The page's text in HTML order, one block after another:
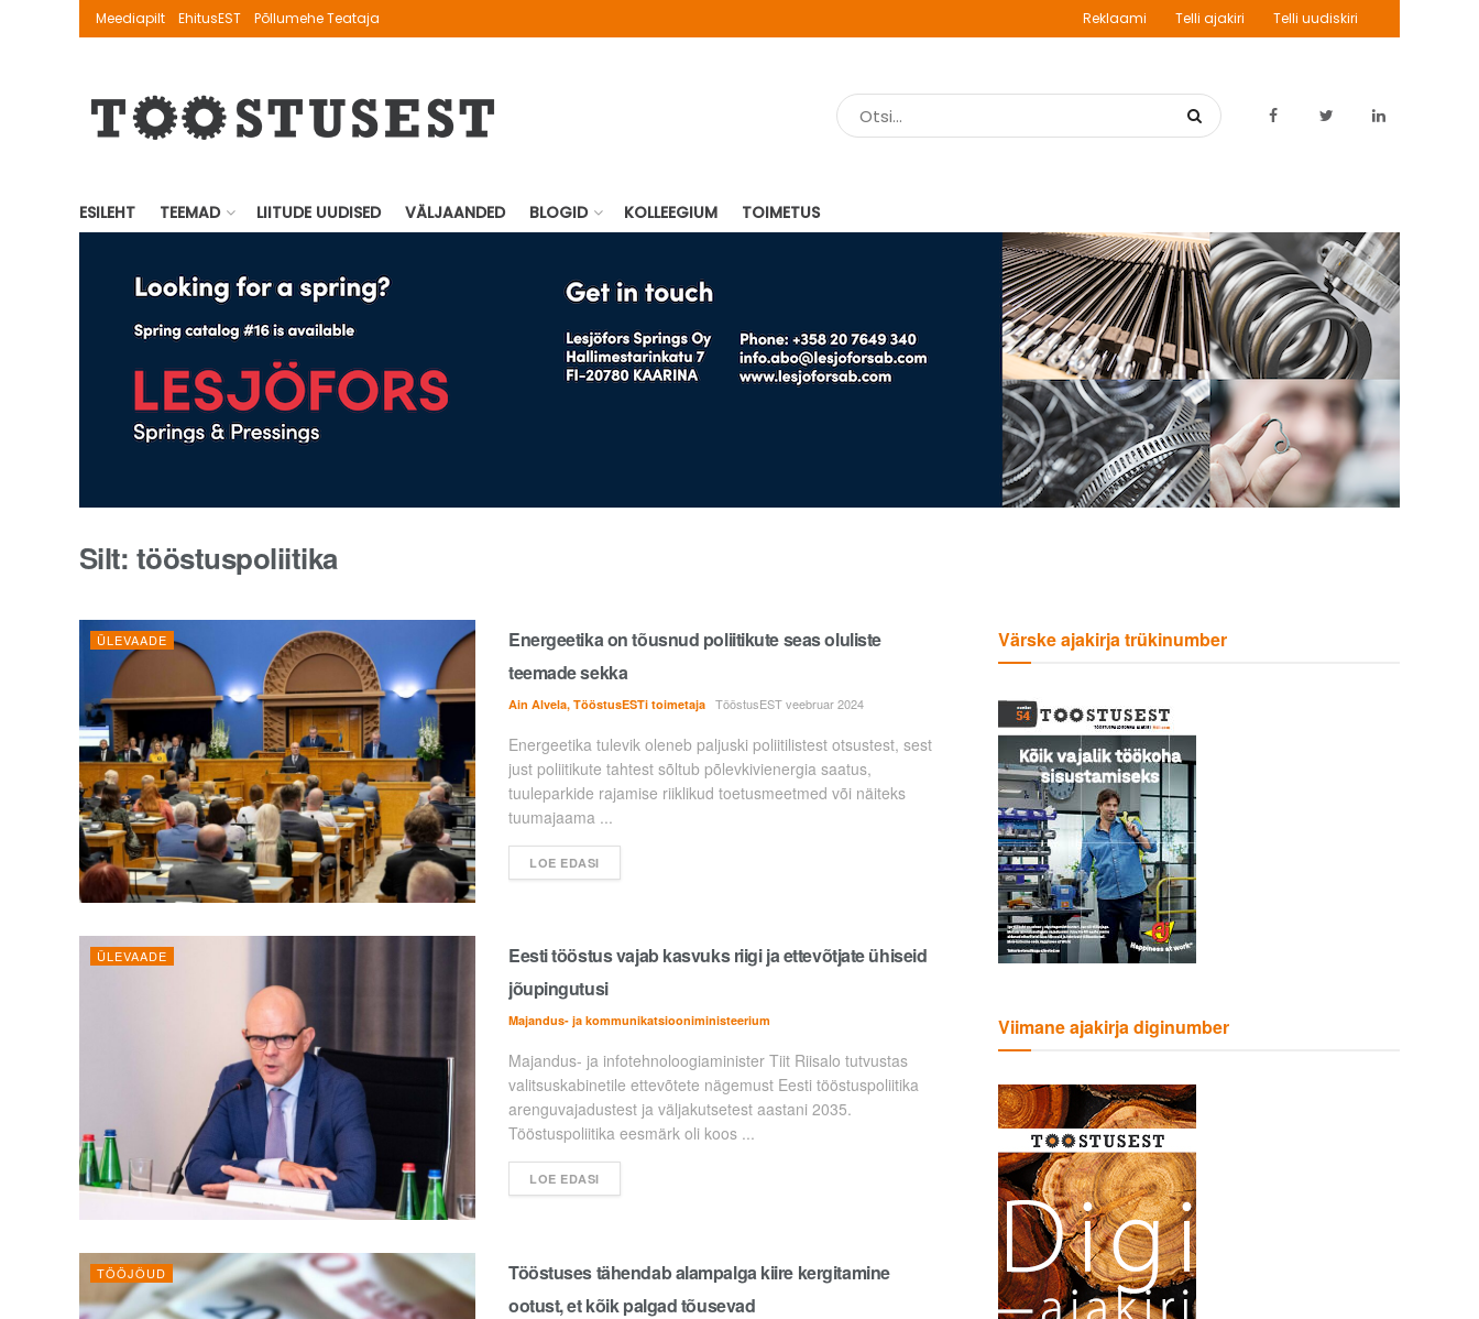
Meediapilt EhitusEST Põllumehe Teataja Reklaami Telli ajakiri Telli uudiskiri
ESILEHT TEEMAD LIITUDE UUDISED VÄLJAANDED BLOGID KOLLEEGIUM TOIMETUS
Silt: tööstuspoliitika
ÜLEVAADE
Energeetika on tõusnud poliitikute seas oluliste
teemade sekka
Ain Alvela, TööstusESTi toimetaja TööstusEST veebruar 2024
Energeetika tulevik oleneb paljuski poliitilistest otsustest, sest
just poliitikute tahtest sõltub põlevkivienergia saatus,
tuuleparkide rajamise riiklikud toetusmeetmed või näiteks
tuumajaama ...
LOE EDASI
ÜLEVAADE
Eesti tööstus vajab kasvuks riigi ja ettevõtjate ühiseid
jõupingutusi
Majandus- ja kommunikatsiooniministeerium
Majandus- ja infotehnoloogiaminister Tiit Riisalo tutvustas
valitsuskabinetile ettevõtete nägemust Eesti tööstuspoliitika
arenguvajadustest ja väljakutsetest aastani 2035.
Tööstuspoliitika eesmärk oli koos ...
LOE EDASI
TÖÖJÕUD
Tööstuses tähendab alampalga kiire kergitamine
ootust, et kõik palgad tõusevad
Värske ajakirja trükinumber
Viimane ajakirja diginumber